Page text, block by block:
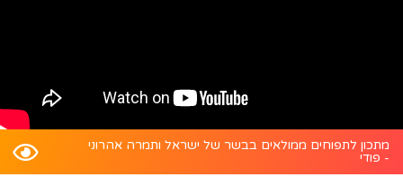
מתכון לתפוחים ממולאים בבשר של ישראל ותמרה אהרוני
- פודי